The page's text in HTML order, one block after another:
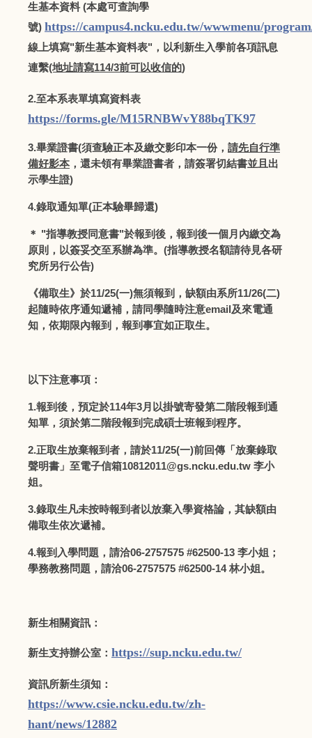
生基本資料 (本處可查詢學
號) https://campus4.ncku.edu.tw/wwwmenu/
線上填寫"新生基本資料表"，以利新生入學前各項訊息
連繫(地址請寫114/3前可以收信的)
2.至本系表單填寫資料表
https://forms.gle/M15RNBWvY88bqTK97
3.畢業證書(須查驗正本及繳交影印本一份， 請先自行準
備好影本，還未領有畢業證書者，請簽署切結書並且出
示學生證)
4.錄取通知單(正本驗畢歸還)
＊ "指導教授同意書"於報到後，報到後一個月內繳交為
原則，以簽妥交至系辦為準。(指導教授名額請待見各研
究所另行公告)
《備取生》於11/25(一)無須報到，缺額由系所11/26(二)
起隨時依序通知遞補，請同學隨時注意email及來電通
知，依期限內報到，報到事宜如正取生。
以下注意事項：
1.報到後，預定於114年3月以掛號寄發第二階段報到通
知單，須於第二階段報到完成碩士班報到程序。
2.正取生放棄報到者，請於11/25(一)前回傳「放棄錄取
聲明書」至電子信箱10812011@gs.ncku.edu.tw 李小
姐。
3.錄取生凡未按時報到者以放棄入學資格論，其缺額由
備取生依次遞補。
4.報到入學問題，請洽06-2757575 #62500-13 李小姐；
學務教務問題，請洽06-2757575 #62500-14 林小姐。
新生相關資訊：
新生支持辦公室： https://sup.ncku.edu.tw/
資訊所新生須知：
https://www.csie.ncku.edu.tw/zh-
hant/news/12882